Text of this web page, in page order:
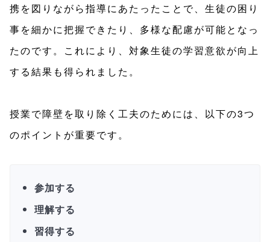
携を図りながら指導にあたったことで、生徒の困り
事を細かに把握できたり、多様な配慮が可能となっ
たのです。これにより、対象生徒の学習意欲が向上
する結果も得られました。
授業で障壁を取り除く工夫のためには、以下の3つ
のポイントが重要です。
参加する
理解する
習得する